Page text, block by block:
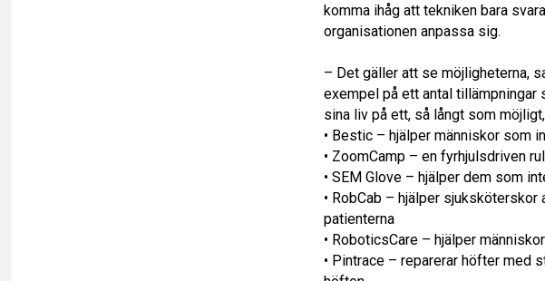
komma ihåg att tekniken bara
organisationen anpassa sig.
– Det gäller att se möjligheterna,
exempel på ett antal tillämpningar
sina liv på ett, så långt som
• Bestic – hjälper människor som
• ZoomCamp – en fyrhjulsdriven
• SEM Glove – hjälper dem som
• RobCab – hjälper
patienterna
• RoboticsCare – hjälper
• Pintrace – reparerar höfter med